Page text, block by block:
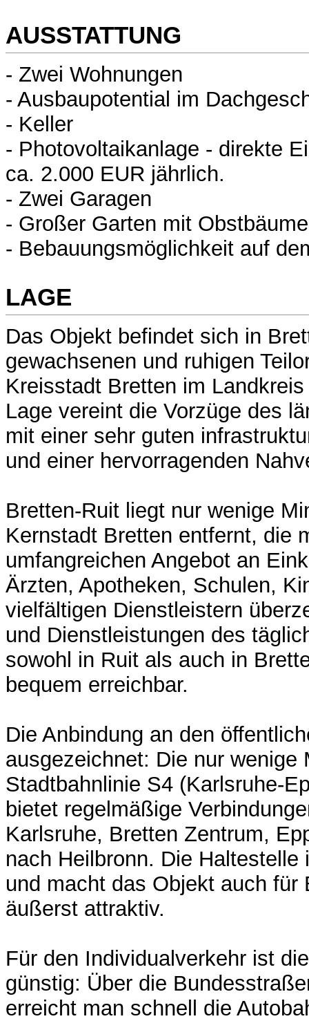
AUSSTATTUNG
- Zwei Wohnungen
- Ausbaupotential im
- Keller
- Photovoltaikanlage - direkte
ca. 2.000 EUR jährlich.
- Zwei Garagen
- Großer Garten mit
- Bebauungsmöglichkeit auf
LAGE
Das Objekt befindet sich in
gewachsenen und ruhigen
Kreisstadt Bretten im
Lage vereint die Vorzüge des
mit einer sehr guten
und einer hervorragenden
Bretten-Ruit liegt nur wenige
Kernstadt Bretten entfernt, die
umfangreichen Angebot an
Ärzten, Apotheken, Schulen,
vielfältigen Dienstleistern
und Dienstleistungen des
sowohl in Ruit als auch in
bequem erreichbar.
Die Anbindung an den
ausgezeichnet: Die nur wenige
Stadtbahnlinie S4 (Karlsruhe-
bietet regelmäßige
Karlsruhe, Bretten Zentrum,
nach Heilbronn. Die Haltestelle
und macht das Objekt auch für
äußerst attraktiv.
Für den Individualverkehr ist
günstig: Über die
erreicht man schnell die